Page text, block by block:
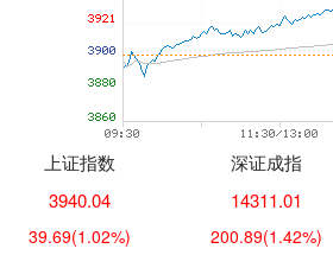
上证指数
3940.04
39.69(1.02%)
深证成指
14311.01
200.89(1.42%)